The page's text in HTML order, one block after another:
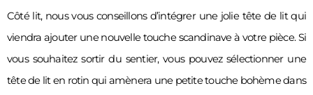
Côté lit, nous vous conseillons d’intégrer une jolie tête de lit qui
viendra ajouter une nouvelle touche scandinave à votre pièce. Si
vous souhaitez sortir du sentier, vous pouvez sélectionner une
tête de lit en rotin qui amènera une petite touche bohème dans